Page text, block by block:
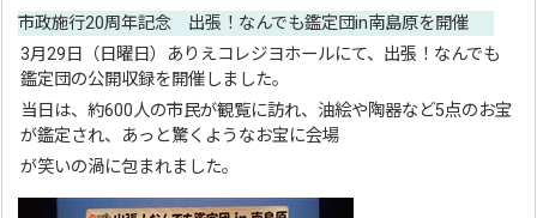
市政施行20周年記念 出張！なんでも鑑定団in南島原を開催
3月29日（日曜日）ありえコレジヨホールにて、出張！なんでも
鑑定団の公開収録を開催しました。
当日は、約600人の市民が観覧に訪れ、油絵や陶器など5点のお宝
が鑑定され、あっと驚くようなお宝に会場
が笑いの渦に包まれました。